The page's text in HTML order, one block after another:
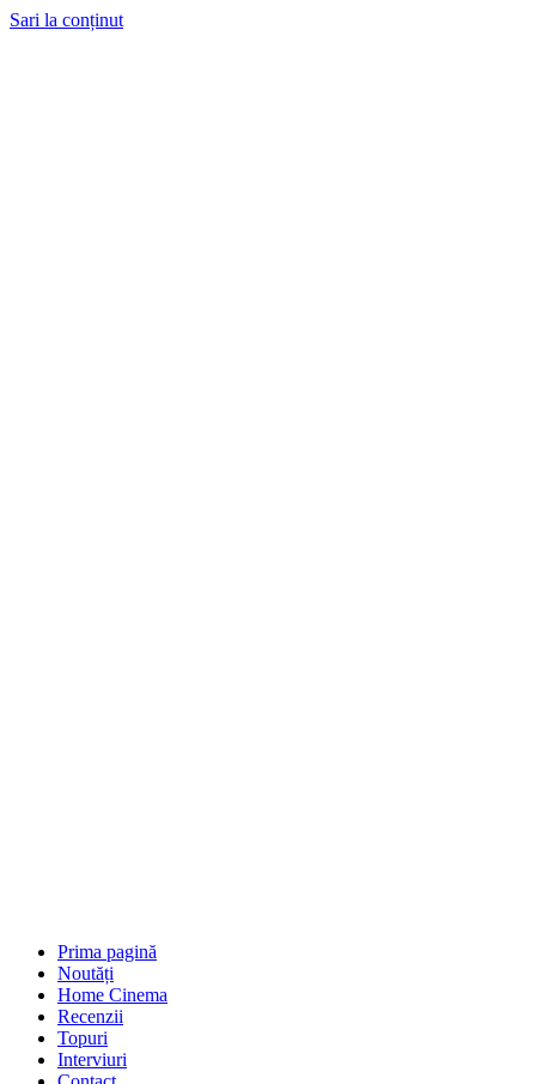
Sari la conținut
Prima pagină
Noutăți
Home Cinema
Recenzii
Topuri
Interviuri